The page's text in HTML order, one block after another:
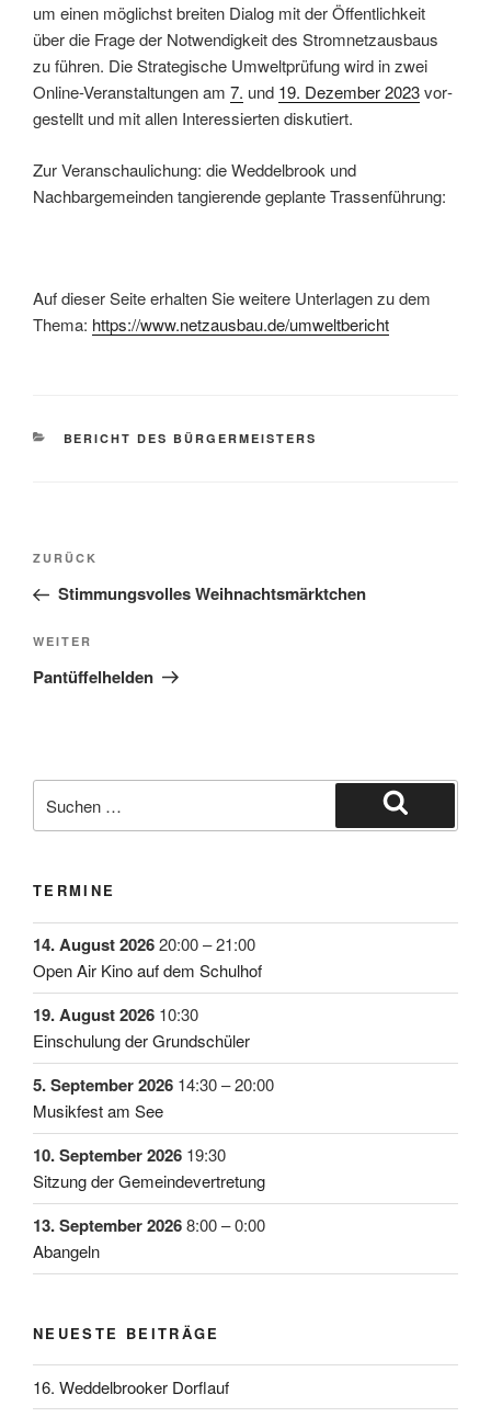
um einen möglichst breiten Dialog mit der Öffentlich­keit
über die Frage der Not­wendigkeit des Strom­netz­ausbaus
zu führen. Die Strategische Umwelt­prüfung wird in zwei
Online-Veranstaltungen am 7. und 19. Dezember 2023vor­
gestellt und mit allen Interessierten diskutiert.
Zur Veranschaulichung: die Weddelbrook und
Nachbargemeinden tangierende geplante Trassenführung:
Auf dieser Seite erhalten Sie weitere Unterlagen zu dem
Thema: https://www.netzausbau.de/umweltbericht
BERICHT DES BÜRGERMEISTERS
ZURÜCK
Stimmungsvolles Weihnachtsmärktchen
WEITER
Pantüffelhelden
TERMINE
14. August 202620:00–21:00
Open Air Kino auf dem Schulhof
19. August 2026 10:30
Einschulung der Grundschüler
5. September 2026 14:30–20:00
Musikfest am See
10. September 2026 19:30
Sitzung der Gemeindevertretung
13. September 20268:00–0:00
Abangeln
NEUESTE BEITRÄGE
16. Weddelbrooker Dorflauf